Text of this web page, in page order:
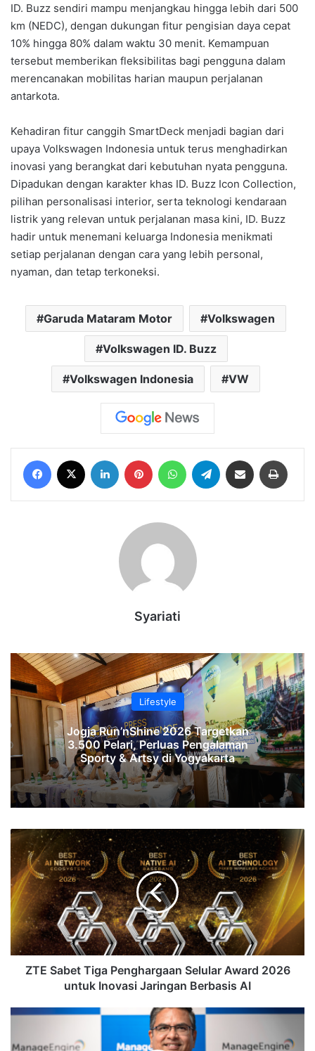
ID. Buzz sendiri mampu menjangkau hingga lebih dari 500
km (NEDC), dengan dukungan fitur pengisian daya cepat
10% hingga 80% dalam waktu 30 menit. Kemampuan
tersebut memberikan fleksibilitas bagi pengguna dalam
merencanakan mobilitas harian maupun perjalanan
antarkota.
Kehadiran fitur canggih SmartDeck menjadi bagian dari
upaya Volkswagen Indonesia untuk terus menghadirkan
inovasi yang berangkat dari kebutuhan nyata pengguna.
Dipadukan dengan karakter khas ID. Buzz Icon Collection,
pilihan personalisasi interior, serta teknologi kendaraan
listrik yang relevan untuk perjalanan masa kini, ID. Buzz
hadir untuk menemani keluarga Indonesia menikmati
setiap perjalanan dengan cara yang lebih personal,
nyaman, dan tetap terkoneksi.
Garuda Mataram Motor Volkswagen
Volkswagen ID. Buzz
Volkswagen Indonesia VW
Facebook LinkedIn Pinterest WhatsAppTelegram Share via Email
Syariati
Lifestyle
Jogja Run’nShine 2026 Targetkan
3.500 Pelari, Perluas Pengalaman
Sporty & Artsy di Yogyakarta
ZTE
Sabet
Tiga
Penghargaan
Selular
Award
2026
untuk
Inovasi
Jaringan
ZTE Sabet Tiga Penghargaan Selular Award 2026
untuk Inovasi Jaringan Berbasis AI
Autonomous
Mulai